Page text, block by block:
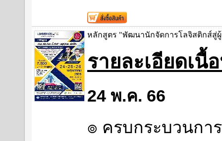
หลักสูตร "พัฒนานักจัดการโลจิสติกส์สู่ผู้
รายละเอียดเนื้
24 พ.ค. 66
๏ ครบกระบวนกา